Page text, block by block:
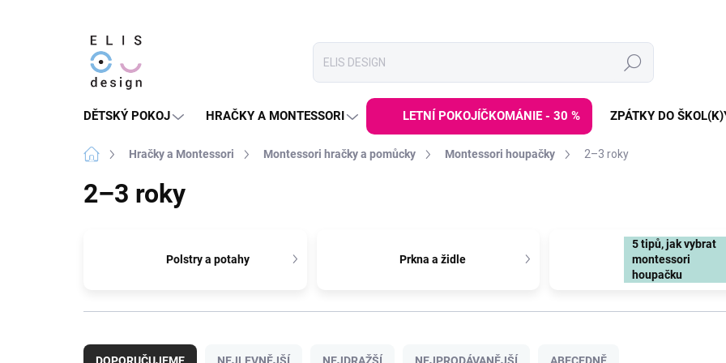
Hledat
DĚTSKÝ POKOJ HRAČKY A MONTESSORI LETNÍ POKOJÍČKOMÁNIE - 30 % ZPÁTKY DO
Domů Hračky a Montessori Montessori hračky a pomůcky Montessori houpačky 2–3 roky
2–3 roky
Polstry a potahy Prkna a židle
5 tipů, jak vybrat
montessori
houpačku
a
DOPORUČUJEME NEJLEVNĚJŠÍ NEJDRAŽŠÍ NEJPRODÁVANĚJŠÍ ABECEDNĚ